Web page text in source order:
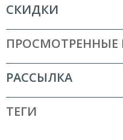
СКИДКИ
ПРОСМОТРЕННЫЕ
РАССЫЛКА
ТЕГИ